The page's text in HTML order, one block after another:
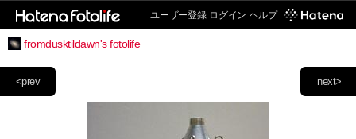
ユーザー登録 ログイン ヘルプ
fromdusktildawn's fotolife
next>
<prev